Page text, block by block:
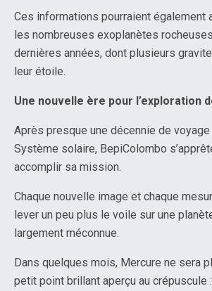
Ces informations pourraient également
les nombreuses exoplanètes
dernières années, dont plusieurs
leur étoile.
Une nouvelle ère pour l’exploration
Après presque une décennie de
Système solaire, BepiColombo
accomplir sa mission.
Chaque nouvelle image et chaque
lever un peu plus le voile sur une
largement méconnue.
Dans quelques mois, Mercure ne sera
petit point brillant aperçu au crépuscule